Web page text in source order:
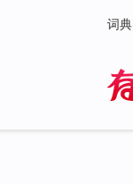
词典